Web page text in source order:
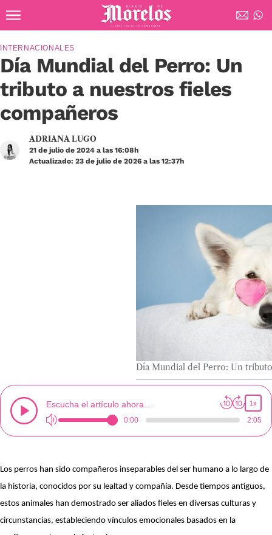
Diario de Morelos
Día Mundial del Perro: Un
tributo a nuestros fieles
compañeros
INTERNACIONALES
ADRIANA LUGO
21 de julio de 2024 a las 16:08h
Actualizado: 23 de julio de 2026 a las 12:37h
Día Mundial del Perro: Un
Escucha el artículo ahora… 1x
0:00 2:05
Los perros han sido compañeros inseparables del ser humano a lo largo de
la historia, conocidos por su lealtad y compañía. Desde tiempos antiguos,
estos animales han demostrado ser aliados fieles en diversas culturas y
circunstancias, estableciendo vínculos emocionales basados en la